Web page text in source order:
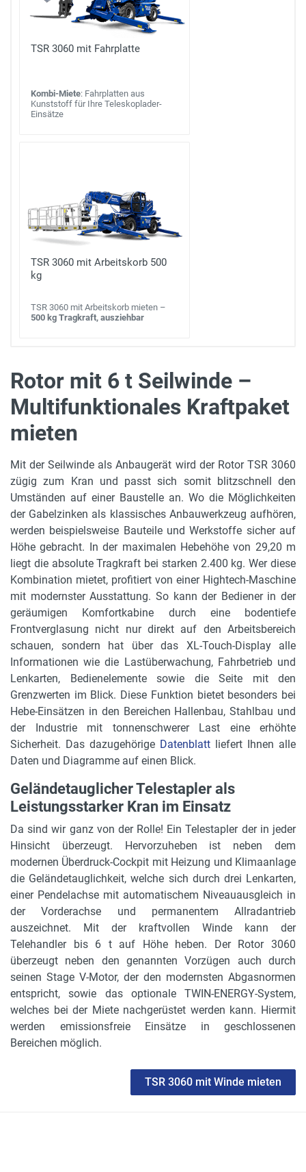
TSR 3060 mit Fahrplatte
Kombi-Miete: Fahrplatten aus
Kunststoff für Ihre Teleskoplader-
Einsätze
TSR 3060 mit Arbeitskorb 500
kg
TSR 3060 mit Arbeitskorb mieten –
500 kg Tragkraft, ausziehbar
max. Tragkraft
29,20 m
Tragkraft bei max. Hebehöhe
2.400 kg
max. Reichweite
22,50 m
Gerätelänge
8,68 m
Gerätebreite
2,56 m
Gerätehöhe
3,15 m
max. Bodenfreiheit
0,28 m
44 %
1,09 m
Höhe Seilwinde
1,71 m
Tiefe Seilwinde
0,90 m
Gesamtseillänge
58,00 m
Nutzlänge im Betrieb
25,00 m
Durchmesser des Seils
Seilabstiegsgeschwindigkeit
Rotor mit 6 t Seilwinde –
Multifunktionales Kraftpaket
mieten
Mit der Seilwinde als Anbaugerät wird der Rotor TSR 3060
zügig zum Kran und passt sich somit blitzschnell den
Umständen auf einer Baustelle an. Wo die Möglichkeiten
der Gabelzinken als klassisches Anbauwerkzeug aufhören,
werden beispielsweise Bauteile und Werkstoffe sicher auf
Höhe gebracht. In der maximalen Hebehöhe von 29,20 m
liegt die absolute Tragkraft bei starken 2.400 kg. Wer diese
Kombination mietet, profitiert von einer Hightech-Maschine
mit modernster Ausstattung. So kann der Bediener in der
geräumigen Komfortkabine durch eine bodentiefe
Frontverglasung nicht nur direkt auf den Arbeitsbereich
schauen, sondern hat über das XL-Touch-Display alle
Informationen wie die Lastüberwachung, Fahrbetrieb und
Lenkarten, Bedienelemente sowie die Seite mit den
Grenzwerten im Blick. Diese Funktion bietet besonders bei
Hebe-Einsätzen in den Bereichen Hallenbau, Stahlbau und
der Industrie mit tonnenschwerer Last eine erhöhte
Sicherheit. Das dazugehörige Datenblatt liefert Ihnen alle
Daten und Diagramme auf einen Blick.
Geländetauglicher Telestapler als
Leistungsstarker Kran im Einsatz
Da sind wir ganz von der Rolle! Ein Telestapler der in jeder
Hinsicht überzeugt. Hervorzuheben ist neben dem
modernen Überdruck-Cockpit mit Heizung und Klimaanlage
die Geländetauglichkeit, welche sich durch drei Lenkarten,
einer Pendelachse mit automatischem Niveauausgleich in
der Vorderachse und permanentem Allradantrieb
auszeichnet. Mit der kraftvollen Winde kann der
Telehandler bis 6 t auf Höhe heben. Der Rotor 3060
überzeugt neben den genannten Vorzügen auch durch
seinen Stage V-Motor, der den modernsten Abgasnormen
entspricht, sowie das optionale TWIN-ENERGY-System,
welches bei der Miete nachgerüstet werden kann. Hiermit
werden emissionsfreie Einsätze in geschlossenen
Bereichen möglich.
TSR 3060 mit Winde mieten